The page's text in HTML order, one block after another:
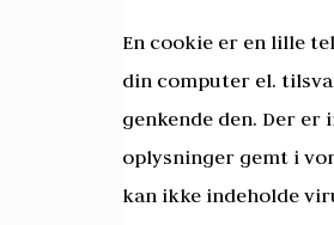
En cookie er en lille
din computer el.
genkende den. Der er
oplysninger gemt i
kan ikke indeholde